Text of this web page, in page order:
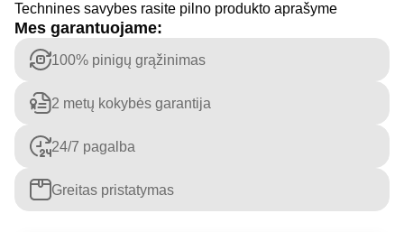
Technines savybes rasite pilno produkto aprašyme
Mes garantuojame:
100% pinigų grąžinimas
2 metų kokybės garantija
24/7 pagalba
Greitas pristatymas